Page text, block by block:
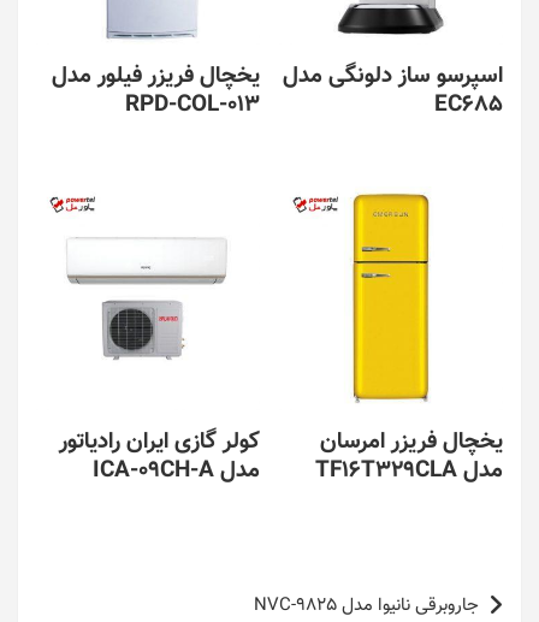
اسپرسو ساز دلونگی مدل
EC685
یخچال فریزر فیلور مدل
RPD-COL-013
یخچال فریزر امرسان
مدل TF16T329CLA
کولر گازی ایران رادیاتور
مدل ICA-09CH-A
راهبریجاروبرقی نانیوا مدل NVC-9825